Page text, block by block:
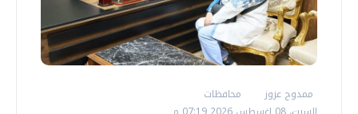
ممدوح عزوز
محافظات